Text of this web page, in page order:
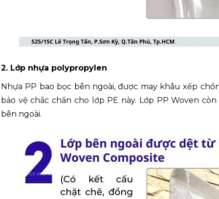
2. Lớp nhựa polypropylen
Nhựa PP bao bọc bên ngoài, được may khâu xếp
bảo vệ chắc chắn cho lớp PE này. Lớp PP Woven
bên ngoài.